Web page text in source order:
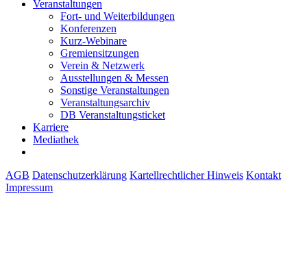
Veranstaltungen
Fort- und Weiterbildungen
Konferenzen
Kurz-Webinare
Gremiensitzungen
Verein & Netzwerk
Ausstellungen & Messen
Sonstige Veranstaltungen
Veranstaltungsarchiv
DB Veranstaltungsticket
Karriere
Mediathek
AGB Datenschutzerklärung Kartellrechtlicher Hinweis Kontakt
Impressum